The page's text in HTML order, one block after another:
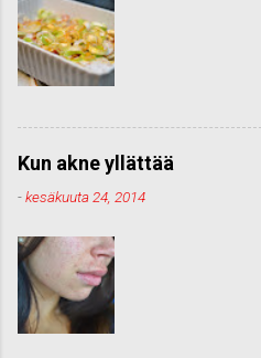
Kun akne yllättää
-kesäkuuta 24, 2014